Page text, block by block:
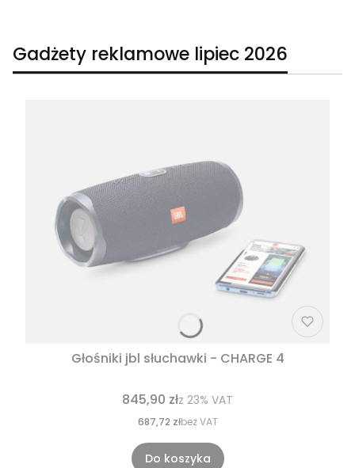
Gadżety reklamowe lipiec 2026
Głośniki jbl słuchawki - CHARGE 4
845,90 złz 23% VAT
687,72 złbez VAT
Do koszyka